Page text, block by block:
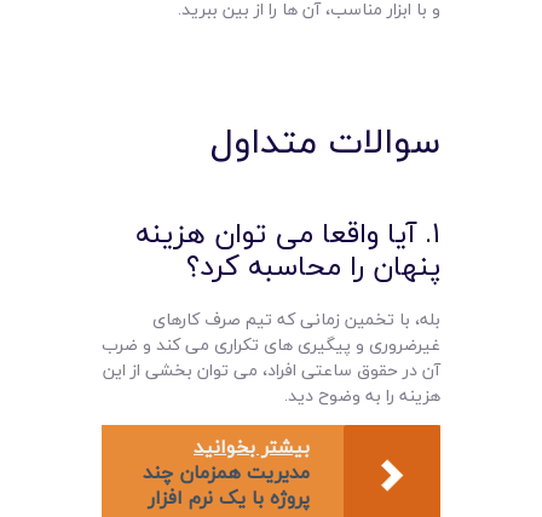
و با ابزار مناسب، آن ها را از بین ببرید.
سوالات متداول
۱. آیا واقعا می توان هزینه
پنهان را محاسبه کرد؟
بله، با تخمین زمانی که تیم صرف کارهای
غیرضروری و پیگیری های تکراری می کند و ضرب
آن در حقوق ساعتی افراد، می توان بخشی از این
هزینه را به وضوح دید.
بیشتر بخوانید
مدیریت همزمان چند
پروژه با یک نرم‌ افزار